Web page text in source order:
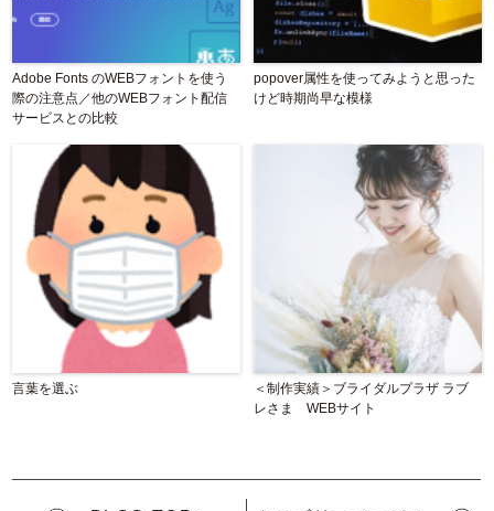
Adobe Fonts のWEBフォントを使う
際の注意点／他のWEBフォント配信
サービスとの比較
popover属性を使ってみようと思った
けど時期尚早な模様
言葉を選ぶ
＜制作実績＞ブライダルプラザ ラブ
レさま WEBサイト